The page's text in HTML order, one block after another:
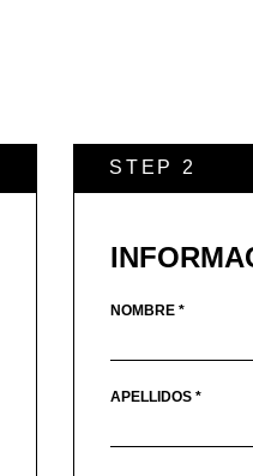
STEP 2
NOMBRE *
APELLIDOS *